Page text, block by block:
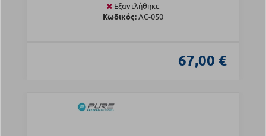
Εξαντλήθηκε
Κωδικός:AC-050
67,00 €